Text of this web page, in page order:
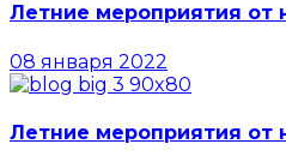
Летние мероприятия от
08 января 2022
Летние мероприятия от